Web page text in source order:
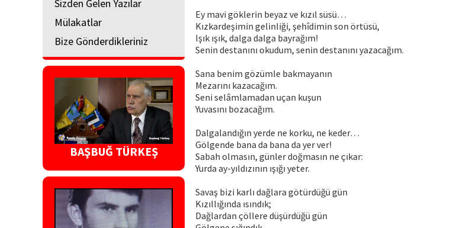
Sizden Gelen Yazılar
Mülakatlar
Bize Gönderdikleriniz
BAŞBUĞ TÜRKEŞ
Ey mavi göklerin beyaz ve kızıl süsü…
Kızkardeşimin gelinliği, şehîdimin son örtüsü,
Işık ışık, dalga dalga bayrağım!
Senin destanını okudum, senin destanını yazacağım.
Sana benim gözümle bakmayanın
Mezarını kazacağım.
Seni selâmlamadan uçan kuşun
Yuvasını bozacağım.
Dalgalandığın yerde ne korku, ne keder…
Gölgende bana da bana da yer ver!
Sabah olmasın, günler doğmasın ne çıkar:
Yurda ay-yıldızının ışığı yeter.
Savaş bizi karlı dağlara götürdüğü gün
Kızıllığında ısındık;
Dağlardan çöllere düşürdüğü gün